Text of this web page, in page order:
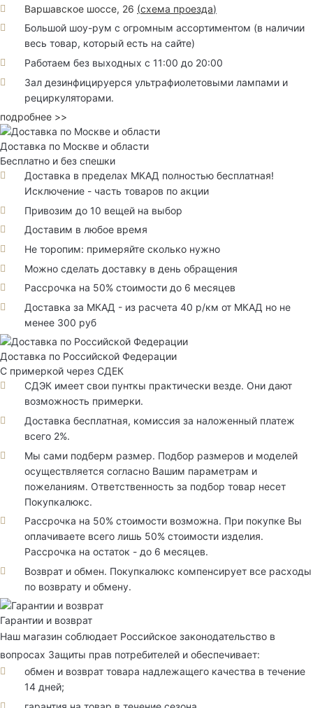
Варшавское шоссе, 26 (схема проезда)
Большой шоу-рум с огромным ассортиментом (в наличии
весь товар, который есть на сайте)
Работаем без выходных с 11:00 до 20:00
Зал дезинфицируерся ультрафиолетовыми лампами и
рециркуляторами.
подробнее >>
Доставка по Москве и области
Бесплатно и без спешки
Доставка в пределах МКАД полностью бесплатная!
Исключение - часть товаров по акции
Привозим до 10 вещей на выбор
Доставим в любое время
Не торопим: примеряйте сколько нужно
Можно сделать доставку в день обращения
Рассрочка на 50% стоимости до 6 месяцев
Доставка за МКАД - из расчета 40 р/км от МКАД но не
менее 300 руб
Доставка по Российской Федерации
С примеркой через СДЕК
СДЭК имеет свои пунткы практически везде. Они дают
возможность примерки.
Доставка бесплатная, комиссия за наложенный платеж
всего 2%.
Мы сами подберм размер. Подбор размеров и моделей
осуществляется согласно Вашим параметрам и
пожеланиям. Ответственность за подбор товар несет
Покупкалюкс.
Рассрочка на 50% стоимости возможна. При покупке Вы
оплачиваете всего лишь 50% стоимости изделия.
Рассрочка на остаток - до 6 месяцев.
Возврат и обмен. Покупкалюкс компенсирует все расходы
по возврату и обмену.
Гарантии и возврат
Наш магазин соблюдает Российское законодательство в
вопросах Защиты прав потребителей и обеспечивает:
обмен и возврат товара надлежащего качества в течение
14 дней;